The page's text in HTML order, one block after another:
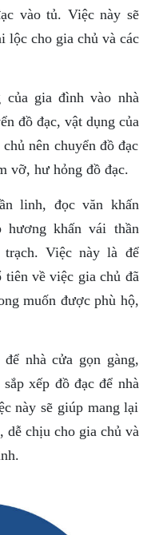
vào tủ. Việc này sẽ
lộc cho gia chủ và các
của gia đình vào nhà
đồ đạc, vật dụng của
nên chuyển đồ đạc
vỡ, hư hỏng đồ đạc.
linh, đọc văn khấn
hương khấn vái thần
Việc này là để
về việc gia chủ đã
muốn được phù hộ,
nhà cửa gọn gàng,
xếp đồ đạc để nhà
này sẽ giúp mang lại
dễ chịu cho gia chủ và